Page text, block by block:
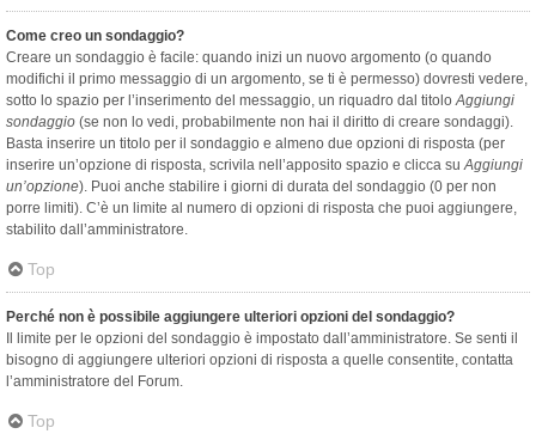
Come creo un sondaggio?
Creare un sondaggio è facile: quando inizi un nuovo argomento (o quando
modifichi il primo messaggio di un argomento, se ti è permesso) dovresti vedere,
sotto lo spazio per l’inserimento del messaggio, un riquadro dal titoloAggiungi
sondaggio (se non lo vedi, probabilmente non hai il diritto di creare sondaggi).
Basta inserire un titolo per il sondaggio e almeno due opzioni di risposta (per
inserire un’opzione di risposta, scrivila nell’apposito spazio e clicca suAggiungi
un’opzione). Puoi anche stabilire i giorni di durata del sondaggio (0 per non
porre limiti). C’è un limite al numero di opzioni di risposta che puoi aggiungere,
stabilito dall’amministratore.
Top
Perché non è possibile aggiungere ulteriori opzioni del sondaggio?
Il limite per le opzioni del sondaggio è impostato dall’amministratore. Se senti il
bisogno di aggiungere ulteriori opzioni di risposta a quelle consentite, contatta
l’amministratore del Forum.
Top